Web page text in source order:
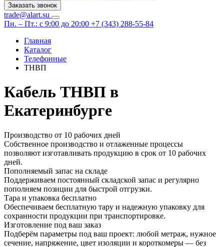
Заказать звонок
trade@alart.su
Пн. – Пт.: с 9:00 до 20:00 +7 (343) 288-55-84
Главная
Каталог
Телефонные
ТНВП
Кабель ТНВП в
Екатеринбурге
Производство от 10 рабочих дней
Собственное производство и отлаженные процессы
позволяют изготавливать продукцию в срок от 10 рабочих
дней.
Пополняемый запас на складе
Поддерживаем постоянный складской запас и регулярно
пополняем позиции для быстрой отгрузки.
Тара и упаковка бесплатно
Обеспечиваем бесплатную тару и надежную упаковку для
сохранности продукции при транспортировке.
Изготовление под ваш заказ
Подберём параметры под ваш проект: любой метраж, нужное
сечение, напряжение, цвет изоляции и короткомеры — без